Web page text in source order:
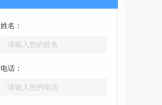
姓名：
电话：